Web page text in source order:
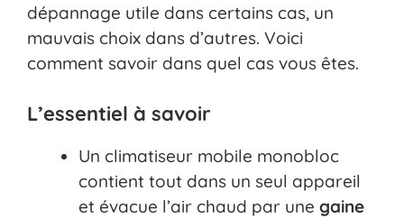
dépannage utile dans certains cas, un
mauvais choix dans d’autres. Voici
comment savoir dans quel cas vous êtes.
L’essentiel à savoir
Un climatiseur mobile monobloc
contient tout dans un seul appareil
et évacue l’air chaud par une gaine